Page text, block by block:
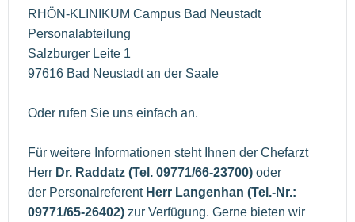
RHÖN-KLINIKUM Campus Bad Neustadt
Personalabteilung
Salzburger Leite 1
97616 Bad Neustadt an der Saale
Oder rufen Sie uns einfach an.
Für weitere Informationen steht Ihnen der Chefarzt
Herr Dr. Raddatz (Tel. 09771/66-23700) oder
der PersonalreferentHerr Langenhan (Tel.-Nr.:
09771/65-26402) zur Verfügung. Gerne bieten wir